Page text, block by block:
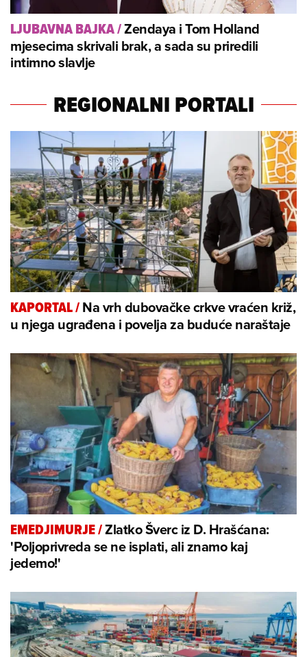
LJUBAVNA BAJKA/Zendaya i Tom Holland
mjesecima skrivali brak, a sada su priredili
intimno slavlje
REGIONALNI PORTALI
KAPORTAL/Na vrh dubovačke crkve vraćen križ,
u njega ugrađena i povelja za buduće naraštaje
EMEDJIMURJE/Zlatko Šverc iz D. Hrašćana:
'Poljoprivreda se ne isplati, ali znamo kaj
jedemo!'